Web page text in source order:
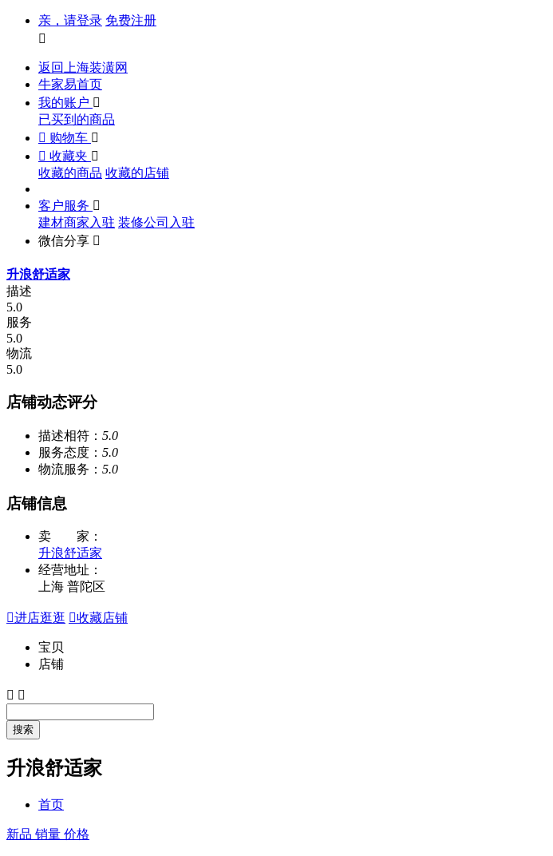
亲，请登录 免费注册

返回上海装潢网
牛家易首页
我的账户 
已买到的商品
 购物车 
 收藏夹 
收藏的商品 收藏的店铺
客户服务 
建材商家入驻 装修公司入驻
微信分享 
升浪舒适家
描述
5.0
服务
5.0
物流
5.0
店铺动态评分
描述相符： 5.0
服务态度： 5.0
物流服务： 5.0
店铺信息
卖 家：
升浪舒适家
经营地址：
上海 普陀区
进店逛逛 收藏店铺
宝贝
店铺
 
搜索
升浪舒适家
首页
新品 销量 价格